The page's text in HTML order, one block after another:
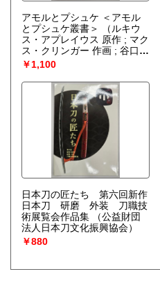
アモルとプシュケ ＜アモル
とプシュケ叢書＞
（ルキウ
ス・アプレイウス 原作 ; マク
ス・クリンガー 作画 ; 谷口勇
訳）
￥1,100
日本刀の匠たち 第六回新作
日本刀 研磨 外装 刀職技
術展覧会作品集
（公益財団
法人日本刀文化振興協会）
￥880